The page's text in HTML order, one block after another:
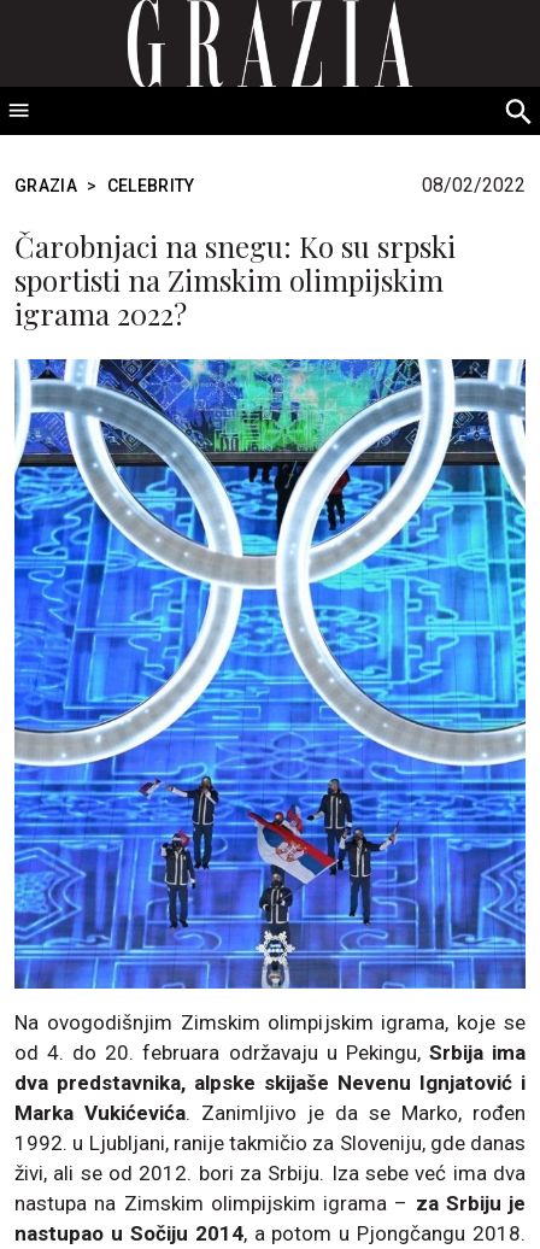
GRAZIA Srbija
GRAZIA > CELEBRITY 08/02/2022
Čarobnjaci na snegu: Ko su srpski
sportisti na Zimskim olimpijskim
igrama 2022?
Na ovogodišnjim Zimskim olimpijskim igrama, koje se
od 4. do 20. februara održavaju u Pekingu, Srbija ima
dva predstavnika, alpske skijaše Nevenu Ignjatović i
Marka Vukićevića. Zanimljivo je da se Marko, rođen
1992. u Ljubljani, ranije takmičio za Sloveniju, gde danas
živi, ali se od 2012. bori za Srbiju. Iza sebe već ima dva
nastupa na Zimskim olimpijskim igrama – za Srbiju je
nastupao u Sočiju 2014, a potom u Pjongčangu 2018.